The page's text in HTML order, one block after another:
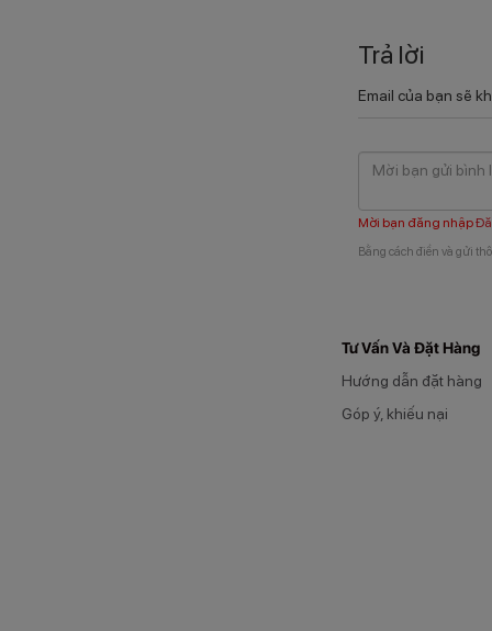
Trả lời
Email của bạn sẽ
Mời bạn đăng nhập
Bằng cách điền và gửi
Tư Vấn Và Đặt Hàng
Hướng dẫn đặt hàng
Góp ý, khiếu nại